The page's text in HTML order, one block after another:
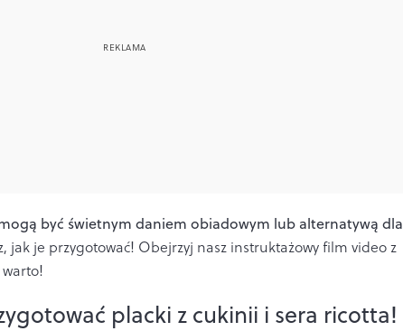
być świetnym daniem obiadowym lub alternatywą dla
jak je przygotować! Obejrzyj nasz instruktażowy film video z
placki z cukinii i sera ricotta!